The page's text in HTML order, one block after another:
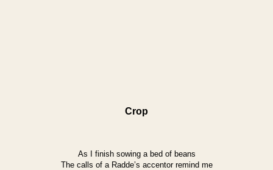
Crop
As I finish sowing a bed of beans
The calls of a Radde’s accentor remind me